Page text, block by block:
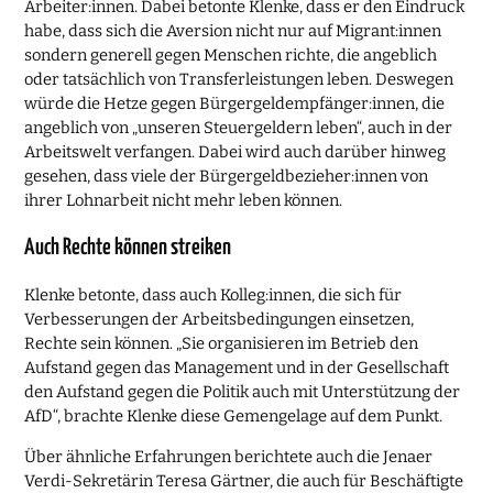
Arbeiter:innen. Dabei betonte Klenke, dass er den Eindruck
habe, dass sich die Aversion nicht nur auf Migrant:innen
sondern generell gegen Menschen richte, die angeblich
oder tatsächlich von Transferleistungen leben. Deswegen
würde die Hetze gegen Bürgergeldempfänger:innen, die
angeblich von „unseren Steuergeldern leben“, auch in der
Arbeitswelt verfangen. Dabei wird auch darüber hinweg
gesehen, dass viele der Bürgergeldbezieher:innen von
ihrer Lohnarbeit nicht mehr leben können.
Auch Rechte können streiken
Klenke betonte, dass auch Kolleg:innen, die sich für
Verbesserungen der Arbeitsbedingungen einsetzen,
Rechte sein können. „Sie organisieren im Betrieb den
Aufstand gegen das Management und in der Gesellschaft
den Aufstand gegen die Politik auch mit Unterstützung der
AfD“, brachte Klenke diese Gemengelage auf dem Punkt.
Über ähnliche Erfahrungen berichtete auch die Jenaer
Verdi-Sekretärin Teresa Gärtner, die auch für Beschäftigte